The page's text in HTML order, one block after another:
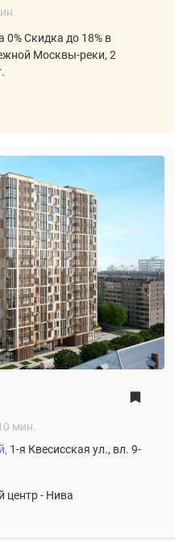
Скидка до 18% в
Москвы-реки, 2
мин.
1-я Квесисская ул., вл. 9-
центр - Нива